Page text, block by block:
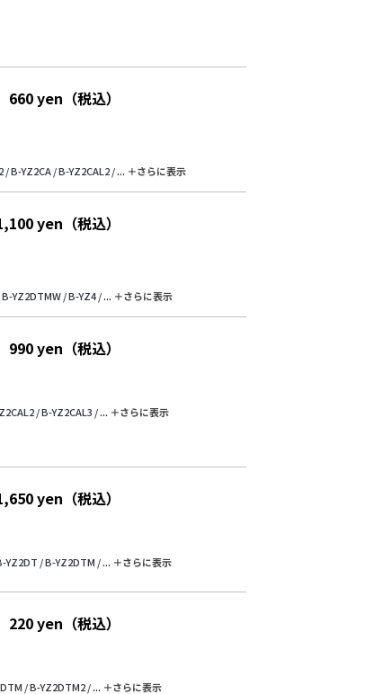
660 yen（税込）
/B-YZ2CA /B-YZ2CAL2 /... ＋さらに表⽰
yen（税込）
B-YZ2DTMW /B-YZ4 /... ＋さらに表⽰
990 yen（税込）
/B-YZ2CAL3 /... ＋さらに表⽰
yen（税込）
YZ2DT /B-YZ2DTM /... ＋さらに表⽰
220 yen（税込）
/B-YZ2DTM2 /... ＋さらに表⽰